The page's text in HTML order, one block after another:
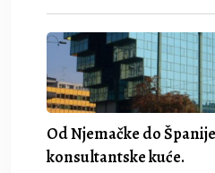
Od Njemačke do
konsultantske kuće.